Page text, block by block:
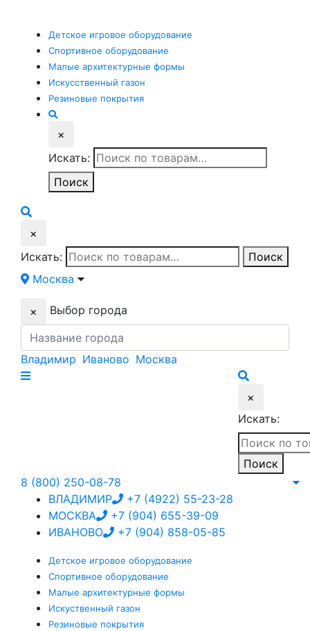
Детское игровое оборудование
Спортивное оборудование
Малые архитектурные формы
Искусственный газон
Резиновые покрытия
×
Искать:
Поиск
×
Искать:
Поиск
Москва
× Выбор города
Владимир Иваново Москва
×
Искать:
Поиск
8 (800) 250-08-78
ВЛАДИМИР
+7 (4922) 55-23-28
МОСКВА
+7 (904) 655-39-09
ИВАНОВО
+7 (904) 858-05-85
Детское игровое оборудование
Спортивное оборудование
Малые архитектурные формы
Искуственный газон
Резиновые покрытия